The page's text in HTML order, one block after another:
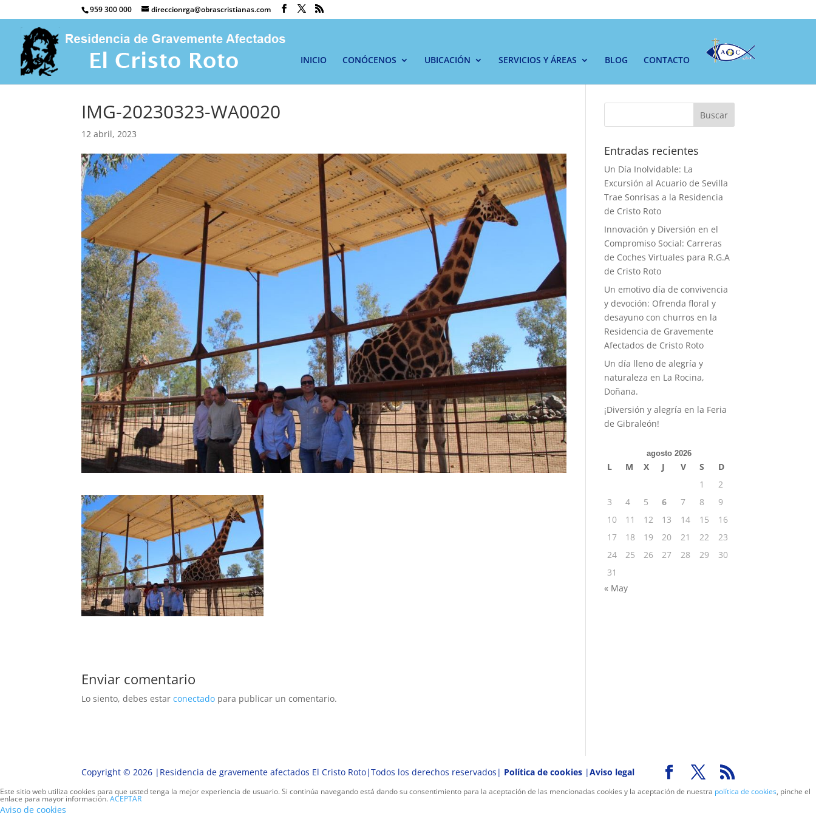
959 300 000 direccionrga@obrascristianas.com
INICIO CONÓCENOS UBICACIÓN SERVICIOS Y ÁREAS BLOG CONTACTO
IMG-20230323-WA0020
12 abril, 2023
Enviar comentario
Lo siento, debes estarconectado para publicar un comentario.
Buscar
Entradas recientes
Un Día Inolvidable: La
Excursión al Acuario de Sevilla
Trae Sonrisas a la Residencia
de Cristo Roto
Innovación y Diversión en el
Compromiso Social: Carreras
de Coches Virtuales para R.G.A
de Cristo Roto
Un emotivo día de convivencia
y devoción: Ofrenda floral y
desayuno con churros en la
Residencia de Gravemente
Afectados de Cristo Roto
Un día lleno de alegría y
naturaleza en La Rocina,
Doñana.
¡Diversión y alegría en la Feria
de Gibraleón!
agosto 2026
L M X J V S
D
1
2
3
4 5 6 7 8
9
10
11 12 13 14 15
16
17
18 19 20 21 22
23
24
25 26 27 28 29
30
31
« May
Copyright © 2026 |Residencia de gravemente afectados El Cristo Roto|Todos los derechos reservados| Política de cookies |Aviso legal
Este sitio web utiliza cookies para que usted tenga la mejor experiencia de usuario. Si continúa navegando está dando su consentimiento para la aceptación de las mencionadas cookies y la aceptación de nuestra política de cookies, pinche el
enlace para mayor información.ACEPTAR
Aviso de cookies